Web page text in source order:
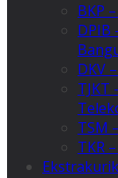
BKP
DPIB
DKV
TJKT
TSM
TKR